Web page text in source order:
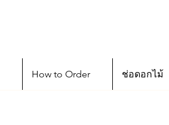
How to Order ช่อดอกไม้